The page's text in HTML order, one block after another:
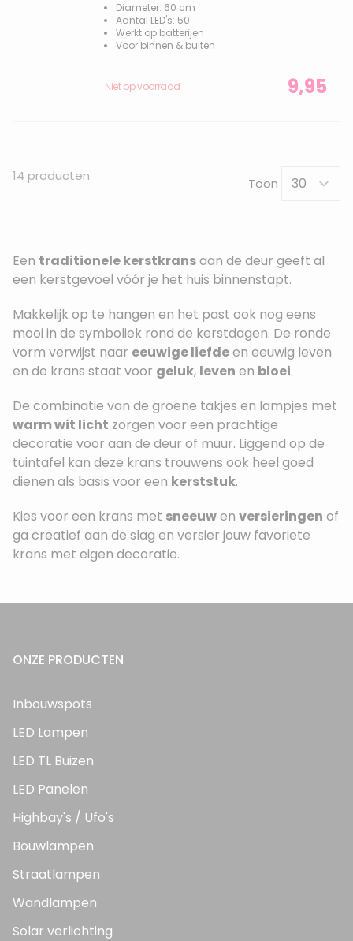
Diameter: 60 cm
Aantal LED's: 50
Werkt op batterijen
Voor binnen & buiten
Niet op voorraad 9,95
14 producten Toon
Een traditionele kerstkransaan de deur geeft al
een kerstgevoel vóór je het huis binnenstapt.
Makkelijk op te hangen en het past ook nog eens
mooi in de symboliek rond de kerstdagen. De ronde
vorm verwijst naar eeuwige liefdeen eeuwig leven
en de krans staat voor geluk, leven en bloei.
De combinatie van de groene takjes en lampjes met
warm wit licht zorgen voor een prachtige
decoratie voor aan de deur of muur. Liggend op de
tuintafel kan deze krans trouwens ook heel goed
dienen als basis voor een kerststuk.
Kies voor een krans met sneeuwen versieringen of
ga creatief aan de slag en versier jouw favoriete
krans met eigen decoratie.
ONZE PRODUCTEN
Inbouwspots
LED Lampen
LED TL Buizen
LED Panelen
Highbay's / Ufo's
Bouwlampen
Straatlampen
Wandlampen
Solar verlichting